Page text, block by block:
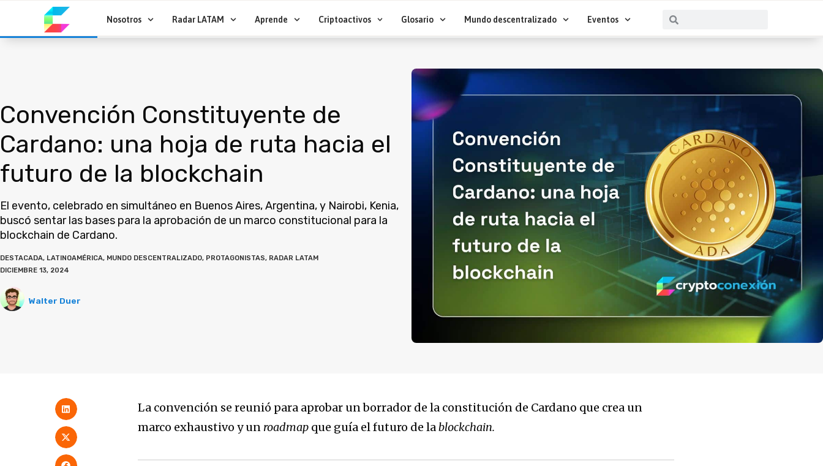
contenido
Nosotros Radar LATAM Aprende Criptoactivos Glosario Mundo descentralizado Eventos Buscar
Convención Constituyente de
Cardano: una hoja de ruta hacia el
futuro de la blockchain
El evento, celebrado en simultáneo en Buenos Aires, Argentina, y Nairobi, Kenia,
buscó sentar las bases para la aprobación de un marco constitucional para la
blockchain de Cardano.
DESTACADA, LATINOAMÉRICA, MUNDO DESCENTRALIZADO, PROTAGONISTAS, RADAR LATAM
DICIEMBRE 13, 2024
Walter Duer
La convención se reunió para aprobar un borrador de la constitución de Cardano que crea un
marco exhaustivo y un roadmap que guía el futuro de lablockchain.